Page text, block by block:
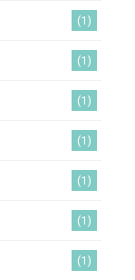
(1)
(1)
(1)
(1)
(1)
(1)
(1)